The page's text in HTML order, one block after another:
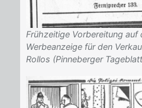
Frühzeitige Vorbereitung auf
Werbeanzeige für den
Rollos (Pinneberger